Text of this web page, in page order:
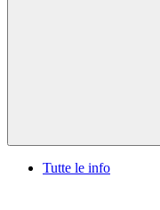
Tutte le info